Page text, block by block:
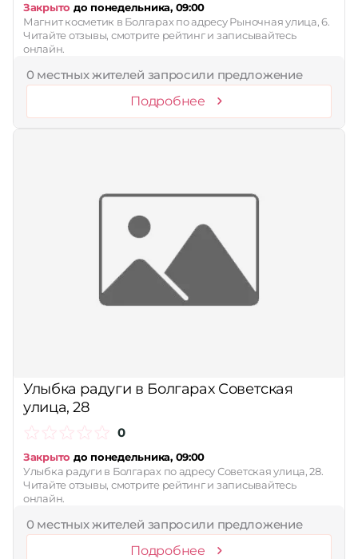
Закрыто до понедельника, 09:00
Магнит косметик в Болгарах по адресу Рыночная улица, 6.
Читайте отзывы, смотрите рейтинг и записывайтесь
онлайн.
0 местных жителей запросили предложение
Подробнее
Улыбка радуги в Болгарах Советская
улица, 28
0
Закрыто до понедельника, 09:00
Улыбка радуги в Болгарах по адресу Советская улица, 28.
Читайте отзывы, смотрите рейтинг и записывайтесь
онлайн.
0 местных жителей запросили предложение
Подробнее